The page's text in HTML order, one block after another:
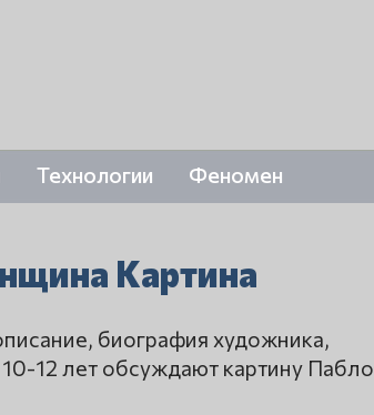
Технологии Феномен
Картина
биография художника,
12 лет обсуждают картину Пабло